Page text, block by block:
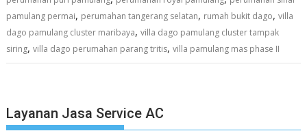
pamulang permai, perumahan tangerang selatan, rumah bukit dago,villa
dago pamulang cluster maribaya,villa dago pamulang cluster tampak
siring,villa dago perumahan parang tritis,villa pamulang mas phase II
Layanan Jasa Service AC